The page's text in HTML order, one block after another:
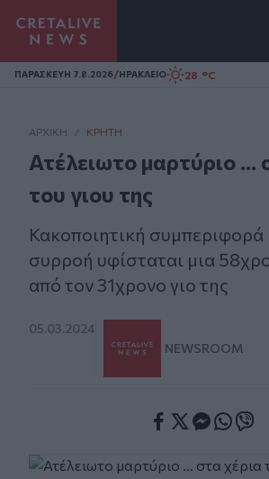
Homepage
ΠΑΡΑΣΚΕΥΗ 7.8.2026/ΗΡΑΚΛΕΙΟ 28 °C
ΑΡΧΙΚΗ / ΚΡΉΤΗ
Ατέλειωτο μαρτύριο ...
του γιου της
Κακοποιητική συμπεριφορά
συρροή υφίσταται μια
από τον 31χρονο γιο της
05.03.2024
NEWSROOM